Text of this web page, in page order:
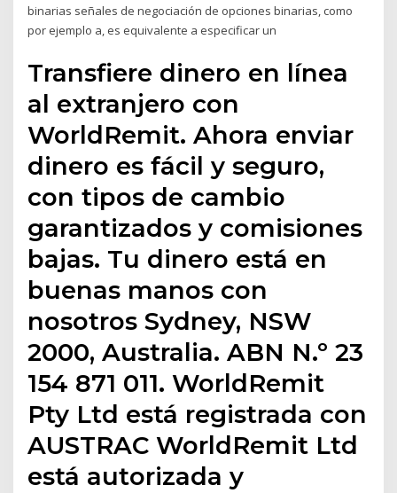
binarias señales de negociación de opciones binarias, como
por ejemplo a, es equivalente a especificar un
Transfiere dinero en línea
al extranjero con
WorldRemit. Ahora enviar
dinero es fácil y seguro,
con tipos de cambio
garantizados y comisiones
bajas. Tu dinero está en
buenas manos con
nosotros Sydney, NSW
2000, Australia. ABN N.º 23
154 871 011. WorldRemit
Pty Ltd está registrada con
AUSTRAC WorldRemit Ltd
está autorizada y